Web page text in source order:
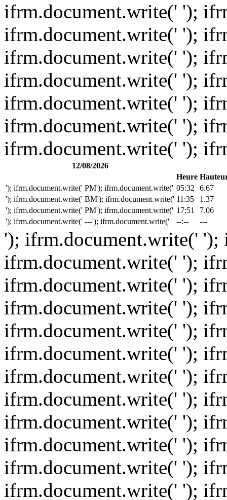
ifrm.document.write(' ');
ifrm.document.write(' ');
ifrm.document.write(' ');
ifrm.document.write(' ');
ifrm.document.write(' ');
ifrm.document.write(' ');
ifrm.document.write(' ');
12/08/2026
Heure
'); ifrm.document.write(' PM'); ifrm.document.write(' 05:32
6.67
'); ifrm.document.write(' BM'); ifrm.document.write(' 11:35
1.37
'); ifrm.document.write(' PM'); ifrm.document.write(' 17:51
7.06
'); ifrm.document.write(' ---'); ifrm.document.write('
--:-- ---
'); ifrm.document.write('
ifrm.document.write(' ');
ifrm.document.write(' ');
ifrm.document.write(' ');
ifrm.document.write(' ');
ifrm.document.write(' ');
ifrm.document.write(' ');
ifrm.document.write(' ');
ifrm.document.write(' ');
ifrm.document.write(' ');
ifrm.document.write(' ');
ifrm.document.write(' ');